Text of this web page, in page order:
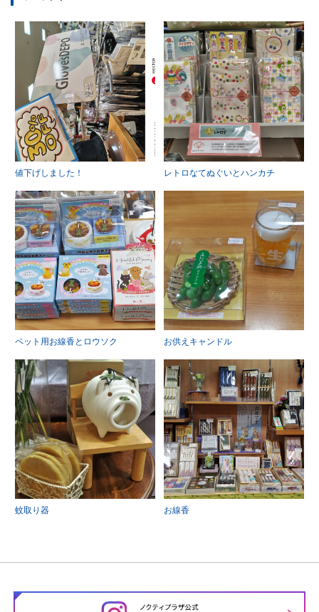
値下げしました！ レトロなてぬぐいとハンカチ
ペット用お線香とロウソク お供えキャンドル
蚊取り器 お線香